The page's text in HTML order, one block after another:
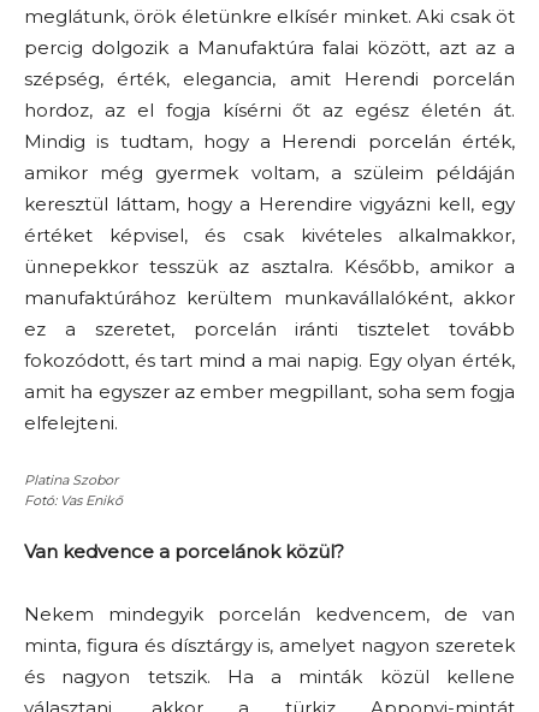
meglátunk, örök életünkre elkísér minket. Aki csak öt
percig dolgozik a Manufaktúra falai között, azt az a
szépség, érték, elegancia, amit Herendi porcelán
hordoz, az el fogja kísérni őt az egész életén át.
Mindig is tudtam, hogy a Herendi porcelán érték,
amikor még gyermek voltam, a szüleim példáján
keresztül láttam, hogy a Herendire vigyázni kell, egy
értéket képvisel, és csak kivételes alkalmakkor,
ünnepekkor tesszük az asztalra. Később, amikor a
manufaktúrához kerültem munkavállalóként, akkor
ez a szeretet, porcelán iránti tisztelet tovább
fokozódott, és tart mind a mai napig. Egy olyan érték,
amit ha egyszer az ember megpillant, soha sem fogja
elfelejteni.
Platina Szobor
Fotó: Vas Enikő
Van kedvence a porcelánok közül?
Nekem mindegyik porcelán kedvencem, de van
minta, figura és dísztárgy is, amelyet nagyon szeretek
és nagyon tetszik. Ha a minták közül kellene
választani, akkor a türkiz Apponyi-mintát